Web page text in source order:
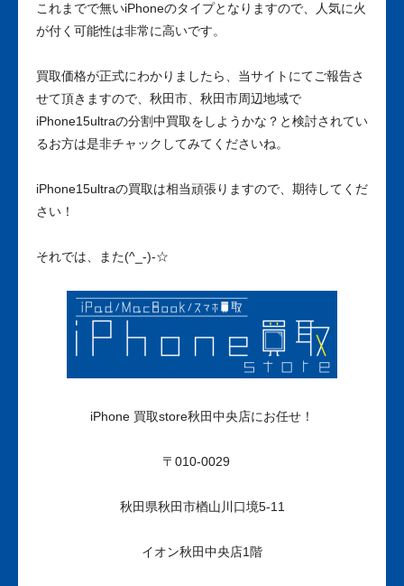
これまでで無いiPhoneのタイプとなりますので、人気に火
が付く可能性は非常に高いです。
買取価格が正式にわかりましたら、当サイトにてご報告さ
せて頂きますので、秋田市、秋田市周辺地域で
iPhone15ultraの分割中買取をしようかな？と検討されてい
るお方は是非チャックしてみてくださいね。
iPhone15ultraの買取は相当頑張りますので、期待してくだ
さい！
それでは、また(^_-)-☆
iPhone 買取store秋田中央店にお任せ！
〒010-0029
秋田県秋田市楢山川口境5-11
イオン秋田中央店1階